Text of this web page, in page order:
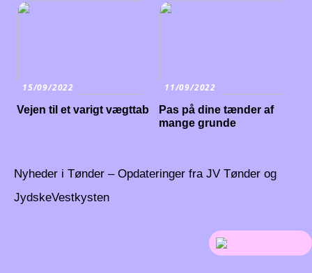
15/09/2022
Vejen til et varigt vægttab
11/09/2022
Pas på dine tænder af
mange grunde
Nyheder i Tønder – Opdateringer fra JV Tønder og
JydskeVestkysten